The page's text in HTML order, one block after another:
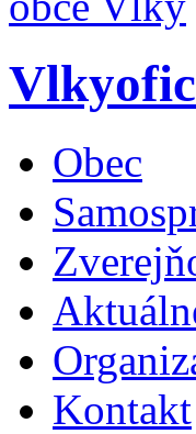
Vlky
Obec
Kontakt